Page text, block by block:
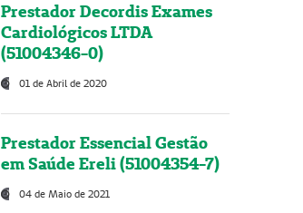
Prestador Decordis Exames
Cardiológicos LTDA
(51004346-0)
01 de Abril de 2020
Prestador Essencial Gestão
em Saúde Ereli (51004354-7)
04 de Maio de 2021